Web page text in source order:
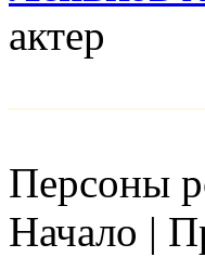
актер
Персоны
Начало |